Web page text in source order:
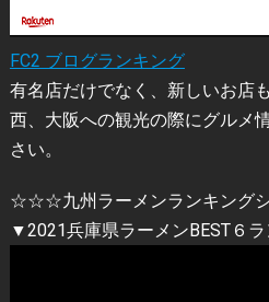
FC2 ブログランキング
有名店だけでなく、新しいお店
西、大阪への観光の際にグルメ
さい。
☆☆☆九州ラーメンランキン
▼2021兵庫県ラーメンBEST６